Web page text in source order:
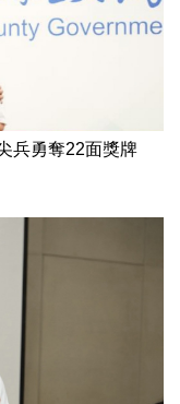
兵勇奪22面獎牌